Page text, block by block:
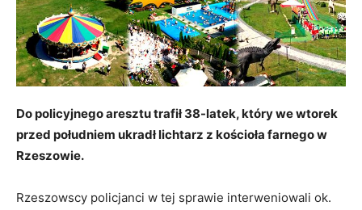
Dopolicyjnego aresztu trafił 38-latek, który we wtorek
przed południem ukradł lichtarz z kościoła farnego w
Rzeszowie.
Rzeszowscy policjanci w tej sprawie interweniowali ok.